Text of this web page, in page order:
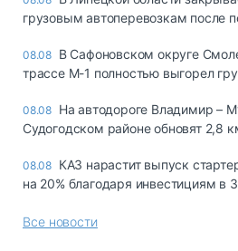
грузовым автоперевозкам после
08.08 В Сафоновском округе
трассе М-1 полностью выгорел
08.08 На автодороге Владимир –
Судогодском районе обновят 2,8
08.08 КАЗ нарастит выпуск
на 20% благодаря инвестициям в
Все новости